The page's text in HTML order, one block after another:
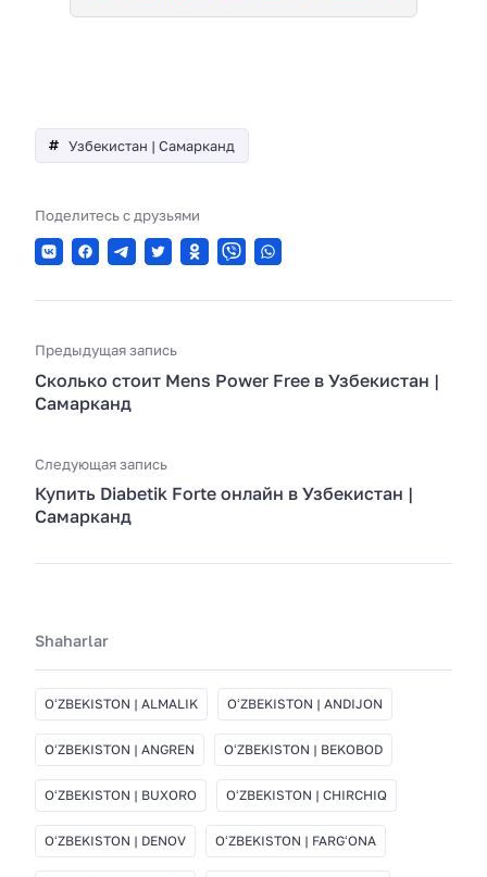
Узбекистан | Самарканд
Поделитесь с друзьями
Предыдущая запись
Сколько стоит Mens Power Free в Узбекистан |
Самарканд
Следующая запись
Купить Diabetik Forte онлайн в Узбекистан |
Самарканд
Shaharlar
OʻZBEKISTON | ALMALIK OʻZBEKISTON | ANDIJON
OʻZBEKISTON | ANGREN OʻZBEKISTON | BEKOBOD
OʻZBEKISTON | BUXORO OʻZBEKISTON | CHIRCHIQ
OʻZBEKISTON | DENOV OʻZBEKISTON | FARGʻONA